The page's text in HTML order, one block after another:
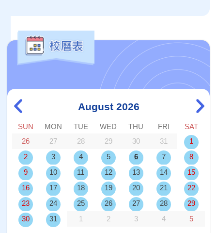
August 2026
SUN MON TUE WED THU FRI
SAT
26
27 28 29 30 31
1
2
3 4 5 6 7
8
9
10 11 12 13 14
15
16
17 18 19 20 21
22
23
24 25 26 27 28
29
30
31 1 2 3 4 5